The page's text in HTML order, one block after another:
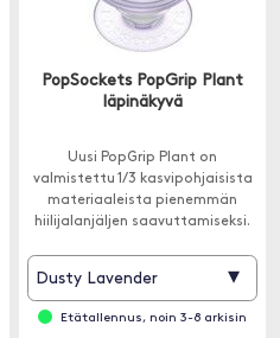
PopSockets PopGrip Plant
läpinäkyvä
Uusi PopGrip Plant on
valmistettu 1/3 kasvipohjaisista
materiaaleista pienemmän
hiilijalanjäljen saavuttamiseksi.
Dusty Lavender ▾
Etätallennus, noin 3-8 arkisin